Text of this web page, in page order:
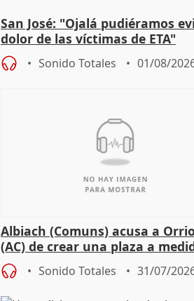
San José: "Ojalá pudiéramos
dolor de las víctimas de ETA"
Sonido Totales 01/08/
Albiach (Comuns) acusa a
(AC) de crear una plaza a
para su hija en Ripoll (Girona)
Sonido Totales 31/07/